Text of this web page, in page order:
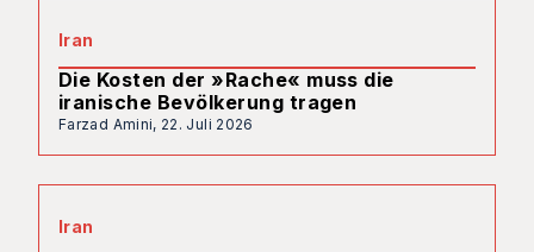
Iran
Die Kosten der »Rache« muss die
iranische Bevölkerung tragen
Farzad Amini, 22. Juli 2026
Iran